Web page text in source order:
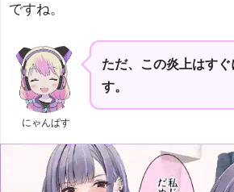
ですね。
にゃんぱす
ただ、この炎上はす
す。